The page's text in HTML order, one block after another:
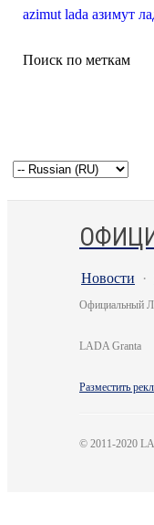
azimut lada азимут
Поиск по меткам
Новости ·
Официальный
LADA Granta
Разместить
© 2011-2020